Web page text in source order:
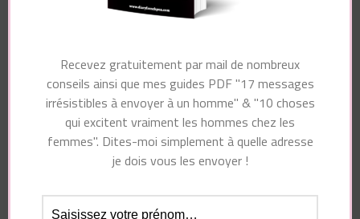
Recevez gratuitement par mail de nombreux
conseils ainsi que mes guides PDF "17 messages
irrésistibles à envoyer à un homme" & "10 choses
qui excitent vraiment les hommes chez les
femmes". Dites-moi simplement à quelle adresse
je dois vous les envoyer !